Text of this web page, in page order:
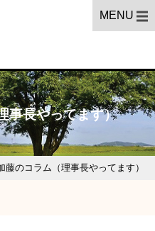
MENU
事長やってます）
藤のコラム（理事長やってます）